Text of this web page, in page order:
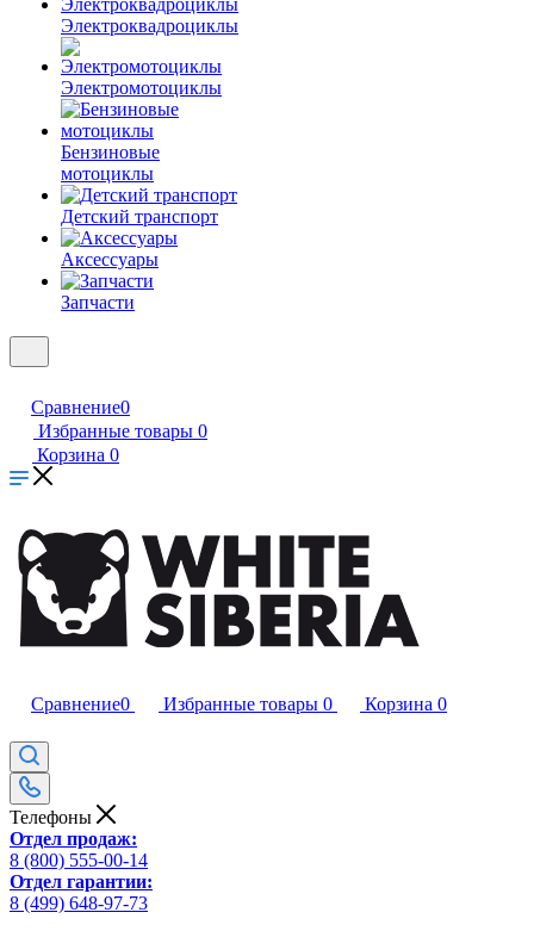
Электроквадроциклы
Электромотоциклы
Бензиновые
мотоциклы
Детский транспорт
Аксессуары
Запчасти
Сравнение0
Избранные товары 0
Корзина 0
Сравнение0 Избранные товары 0 Корзина 0
Телефоны
Отдел продаж:
8 (800) 555-00-14
Отдел гарантии:
8 (499) 648-97-73